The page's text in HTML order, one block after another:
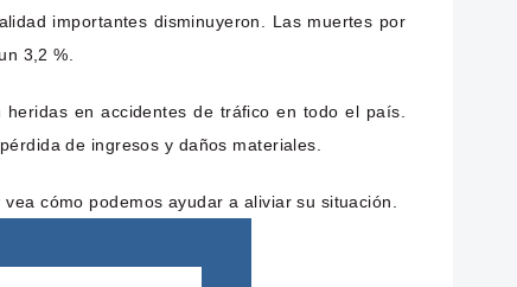
importantes disminuyeron. Las muertes por
3,2 %.
en accidentes de tráfico en todo el país.
de ingresos y daños materiales.
cómo podemos ayudar a aliviar su situación.